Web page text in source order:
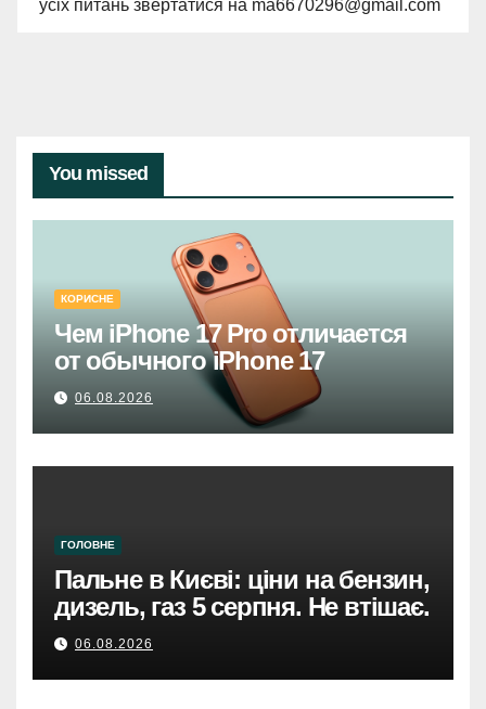
усіх питань звертатися на ma6670296@gmail.com
You missed
КОРИСНЕ
Чем iPhone 17 Pro отличается
от обычного iPhone 17
06.08.2026
ГОЛОВНЕ
Пальне в Києві: ціни на бензин,
дизель, газ 5 серпня. Не втішає.
06.08.2026